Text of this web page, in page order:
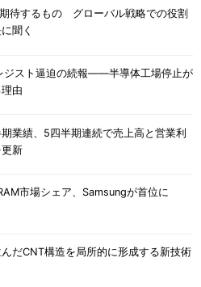
待するもの グローバル戦略での役割
聞く
ジスト逼迫の続報――半導体工場停止が
由
業績、5四半期連続で売上高と営業利
新
市場シェア、Samsungが首位に
だCNT構造を局所的に形成する新技術